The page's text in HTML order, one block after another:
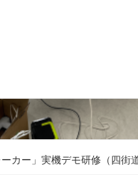
カー」実機デモ研修（四街道